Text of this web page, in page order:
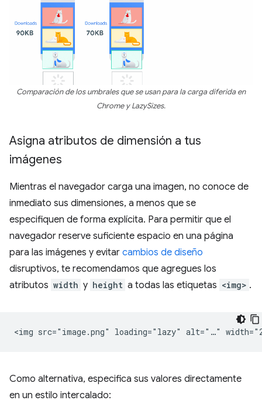
Comparación de los umbrales que se usan para la carga diferida en
Chrome y LazySizes.
Asigna atributos de dimensión a tus
imágenes
Mientras el navegador carga una imagen, no conoce de
inmediato sus dimensiones, a menos que se
especifiquen de forma explícita. Para permitir que el
navegador reserve suficiente espacio en una página
para las imágenes y evitar cambios de diseño
disruptivos, te recomendamos que agregues los
atributos width y height a todas las etiquetas <img> .
Como alternativa, especifica sus valores directamente
en un estilo intercalado: